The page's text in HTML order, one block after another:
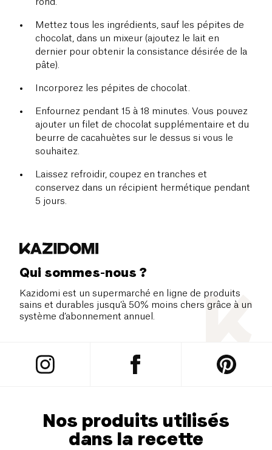
rond.
Mettez tous les ingrédients, sauf les pépites de
chocolat, dans un mixeur (ajoutez le lait en
dernier pour obtenir la consistance désirée de la
pâte).
Incorporez les pépites de chocolat.
Enfournez pendant 15 à 18 minutes. Vous pouvez
ajouter un filet de chocolat supplémentaire et du
beurre de cacahuètes sur le dessus si vous le
souhaitez.
Laissez refroidir, coupez en tranches et
conservez dans un récipient hermétique pendant
5 jours.
Qui sommes-nous ?
Kazidomi est un supermarché en ligne de produits
sains et durables jusqu’à 50% moins chers grâce à un
système d’abonnement annuel.
Nos produits utilisés
dans la recette